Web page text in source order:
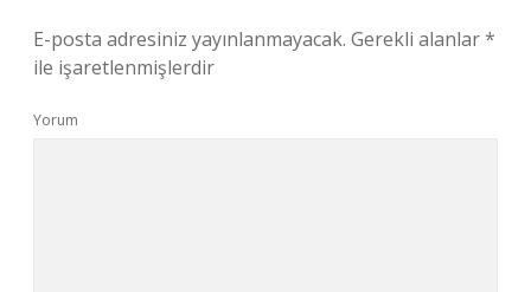
E-posta adresiniz yayınlanmayacak. Gerekli alanlar*
ile işaretlenmişlerdir
Yorum